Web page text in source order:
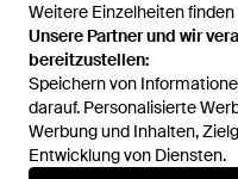
Weitere Einzelheiten
Unsere Partner und wir
bereitzustellen:
Speichern von
darauf. Personalisierte
Werbung und Inhalten,
Entwicklung von Diensten.